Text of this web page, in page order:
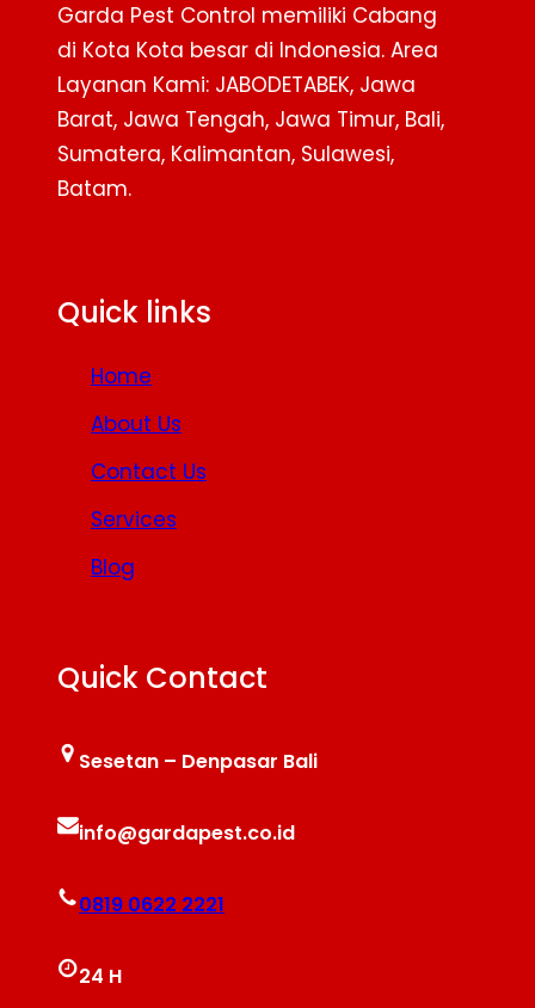
Garda Pest Control memiliki Cabang
di Kota Kota besar di Indonesia. Area
Layanan Kami: JABODETABEK, Jawa
Barat, Jawa Tengah, Jawa Timur, Bali,
Sumatera, Kalimantan, Sulawesi,
Batam.
Quick links
Home
About Us
Contact Us
Services
Blog
Quick Contact
Sesetan – Denpasar Bali
info@gardapest.co.id
0819 0622 2221
24 H